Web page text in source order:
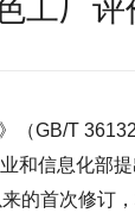
工厂
（GB/T
和信息化部
的首次修订